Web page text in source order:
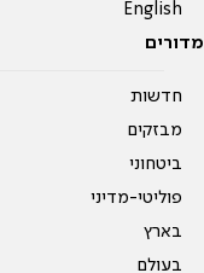
English
מדורים
חדשות
מבזקים
ביטחוני
פוליטי-מדיני
בארץ
בעולם